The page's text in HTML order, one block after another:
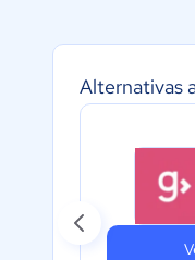
Alternativas